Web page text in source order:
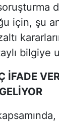
için, şu
bilgiye
İFADE
DÜNYA